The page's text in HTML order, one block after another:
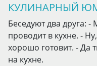
КУЛИНАРНЫЙ
Беседуют два друга:
проводит в кухне. -
хорошо готовит. - Да
на кухне.